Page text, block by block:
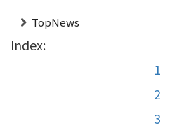
TopNews
Index:
1
2
3